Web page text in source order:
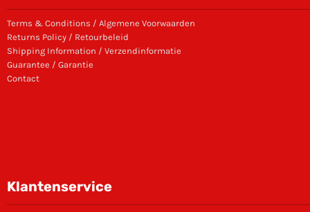
Terms & Conditions / Algemene Voorwaarden
Returns Policy / Retourbeleid
Shipping Information / Verzendinformatie
Guarantee / Garantie
Contact
Klantenservice